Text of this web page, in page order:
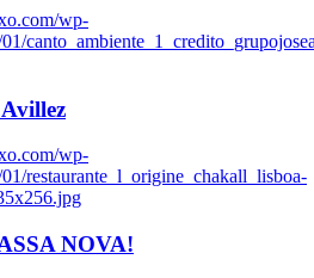
wp-
wp-
restaurante_l_origine_chakall_lisboa-
NOVA!